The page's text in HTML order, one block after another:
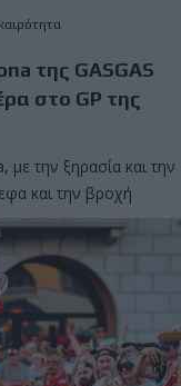
της GASGAS
στο GP της
την ξηρασία και την
και την βροχή